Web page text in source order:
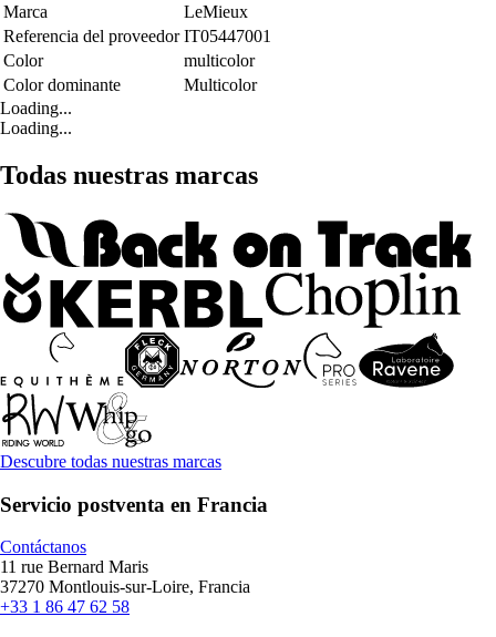
Marca
LeMieux
Referencia del proveedor IT05447001
Color
multicolor
Color dominante
Multicolor
Loading...
Loading...
Todas nuestras marcas
Descubre todas nuestras marcas
Servicio postventa en Francia
Contáctanos
11 rue Bernard Maris
37270 Montlouis-sur-Loire, Francia
+33 1 86 47 62 58